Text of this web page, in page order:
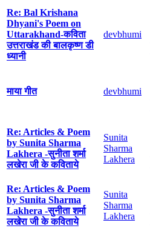
Re: Bal Krishana
Dhyani's Poem on
Uttarakhand-कविता
उत्तराखंड की बालकृष्ण डी
ध्यानी
devbhumi
माया गीत devbhumi
Re: Articles & Poem
by Sunita Sharma
Lakhera -सुनीता शर्मा
लखेरा जी के कविताये
Sunita
Sharma
Lakhera
Re: Articles & Poem
by Sunita Sharma
Lakhera -सुनीता शर्मा
लखेरा जी के कविताये
Sunita
Sharma
Lakhera